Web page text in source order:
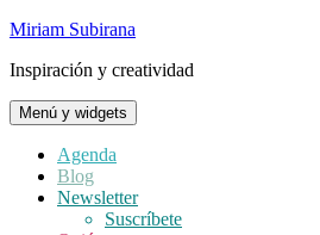
Saltar
contenido
Miriam Subirana
Inspiración y creatividad
Menú y widgets
Agenda
Blog
Newsletter
Suscríbete